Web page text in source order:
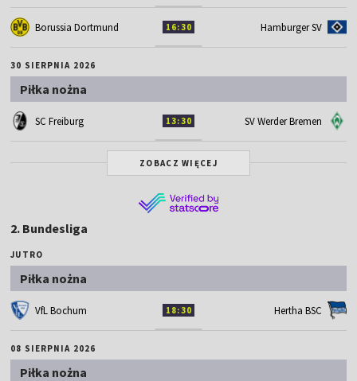
Borussia Dortmund 16:30 Hamburger SV
30 SIERPNIA 2026
Piłka nożna
SC Freiburg 13:30 SV Werder Bremen
ZOBACZ WIĘCEJ
2. Bundesliga
JUTRO
Piłka nożna
VfL Bochum 18:30 Hertha BSC
08 SIERPNIA 2026
Piłka nożna